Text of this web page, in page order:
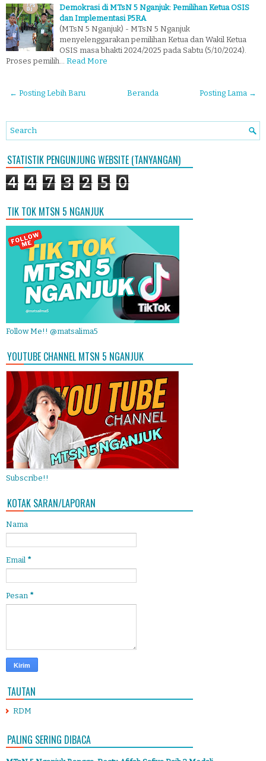
Demokrasi di MTsN 5 Nganjuk: Pemilihan Ketua OSIS
dan Implementasi P5RA
(MTsN 5 Nganjuk) - MTsN 5 Nganjuk
menyelenggarakan pemilihan Ketua dan Wakil Ketua
OSIS masa bhakti 2024/2025 pada Sabtu (5/10/2024).
Proses pemilih…
Read More
← Posting Lebih Baru Posting Lama →
Beranda
STATISTIK PENGUNJUNG WEBSITE (TANYANGAN)
4 4 7 3 2 5 0
TIK TOK MTSN 5 NGANJUK
Follow Me!! @matsalima5
YOUTUBE CHANNEL MTSN 5 NGANJUK
Subscribe!!
KOTAK SARAN/LAPORAN
Nama
Email *
Pesan *
TAUTAN
RDM
PALING SERING DIBACA